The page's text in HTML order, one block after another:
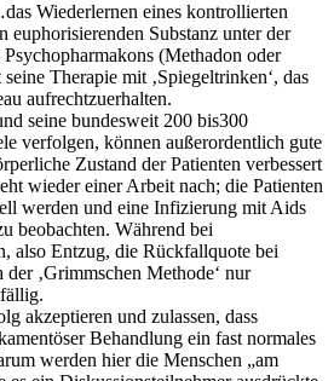
Wiederlernen eines kontrollierten
euphorisierenden Substanz unter der
(Methadon oder
Therapie mit ‚Spiegeltrinken‘, das
aufrechtzuerhalten.
seine bundesweit 200 bis300
verfolgen, können außerordentlich gute
Zustand der Patienten verbessert
wieder einer Arbeit nach; die Patienten
werden und eine Infizierung mit Aids
beobachten. Während bei
also Entzug, die Rückfallquote bei
‚Grimmschen Methode‘ nur
akzeptieren und zulassen, dass
Behandlung ein fast normales
werden hier die Menschen „am